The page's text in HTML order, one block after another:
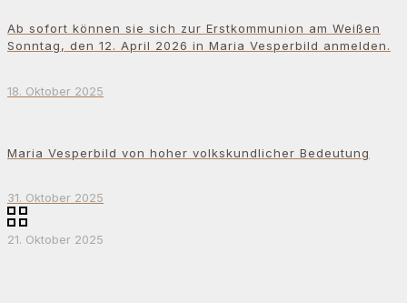
Ab sofort können sie sich zur Erstkommunion am Weißen
Sonntag, den 12. April 2026 in Maria Vesperbild anmelden.
18. Oktober 2025
Maria Vesperbild von hoher volkskundlicher Bedeutung
31. Oktober 2025
21. Oktober 2025